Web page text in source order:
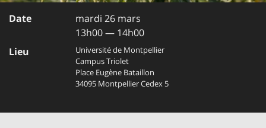
Date
mardi 26 mars
13h00 — 14h00
Lieu
Université de Montpellier
Campus Triolet
Place Eugène Bataillon
34095 Montpellier Cedex 5